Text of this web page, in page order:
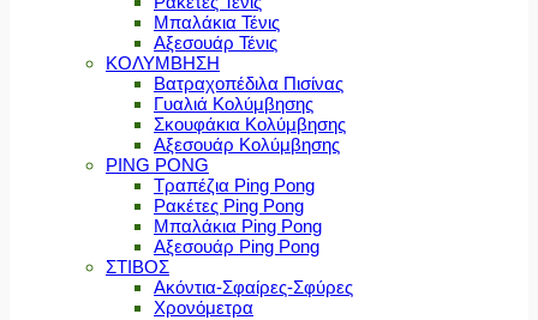
Μπαλάκια Τένις
Αξεσουάρ Τένις
ΚΟΛΥΜΒΗΣΗ
Βατραχοπέδιλα Πισίνας
Γυαλιά Κολύμβησης
Σκουφάκια Κολύμβησης
Αξεσουάρ Κολύμβησης
PING PONG
Τραπέζια Ping Pong
Ρακέτες Ping Pong
Μπαλάκια Ping Pong
Αξεσουάρ Ping Pong
ΣΤΙΒΟΣ
Ακόντια-Σφαίρες-Σφύρες
Χρονόμετρα